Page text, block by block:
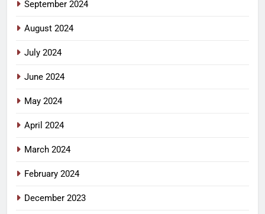
September 2024
August 2024
July 2024
June 2024
May 2024
April 2024
March 2024
February 2024
December 2023